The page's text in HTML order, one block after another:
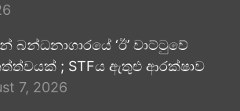
‘ඊ’ වාට්ටුවේ
; STFය ඇතුළු ආරක්ෂාව
7, 2026